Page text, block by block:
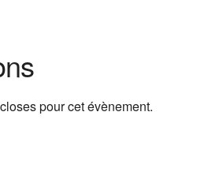
pour cet évènement.